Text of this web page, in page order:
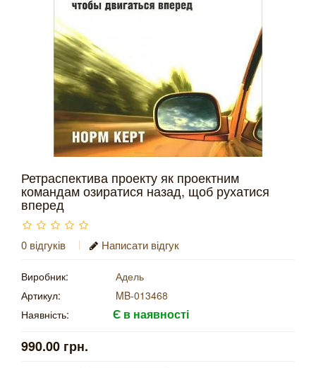
Ретраспектива проекту як проектним
командам озиратися назад, щоб рухатися
вперед
0 відгуків Написати відгук
Виробник:
Адель
Артикул:
MB-013468
Наявність:
Є в наявності
990.00 грн.